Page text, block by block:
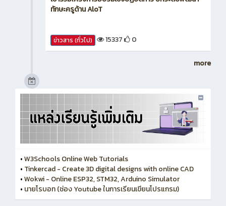
ทักษะครูด้าน AloT
ข่าวสาร (ทั่วไป) 15337 0
more
•W3Schools Online Web Tutorials
• Tinkercad - Create 3D digital designs with online CAD
•Wokwi - Online ESP32, STM32, Arduino Simulator
• นายโรบอท (ช่อง Youtube ในการเรียนเขียนโปรแกรม)